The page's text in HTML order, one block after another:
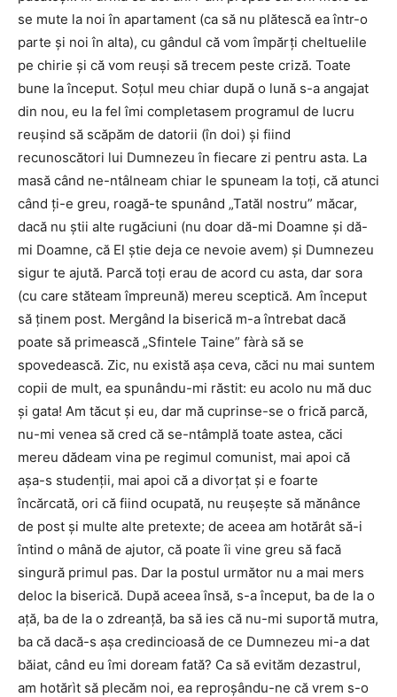
se mute la noi în apartament (ca să nu plătescă ea într-o
parte şi noi în alta), cu gândul că vom împărţi cheltuelile
pe chirie şi că vom reuşi să trecem peste criză. Toate
bune la început. Soţul meu chiar după o lună s-a angajat
din nou, eu la fel îmi completasem programul de lucru
reuşind să scăpăm de datorii (în doi) şi fiind
recunoscători lui Dumnezeu în fiecare zi pentru asta. La
masă când ne-ntâlneam chiar le spuneam la toţi, că atunci
când ţi-e greu, roagă-te spunând „Tatăl nostru” măcar,
dacă nu ştii alte rugăciuni (nu doar dă-mi Doamne şi dă-
mi Doamne, că El ştie deja ce nevoie avem) şi Dumnezeu
sigur te ajută. Parcă toţi erau de acord cu asta, dar sora
(cu care stăteam împreună) mereu sceptică. Am început
să ţinem post. Mergând la biserică m-a întrebat dacă
poate să primească „Sfintele Taine” fàrà să se
spovedească. Zic, nu există aşa ceva, căci nu mai suntem
copii de mult, ea spunându-mi răstit: eu acolo nu mă duc
şi gata! Am tăcut şi eu, dar mă cuprinse-se o frică parcă,
nu-mi venea să cred că se-ntâmplă toate astea, căci
mereu dădeam vina pe regimul comunist, mai apoi că
aşa-s studenţii, mai apoi că a divorţat şi e foarte
încărcată, ori că fiind ocupată, nu reuşeşte să mănânce
de post şi multe alte pretexte; de aceea am hotărât să-i
întind o mână de ajutor, că poate îi vine greu să facă
singură primul pas. Dar la postul următor nu a mai mers
deloc la biserică. După aceea însă, s-a început, ba de la o
aţă, ba de la o zdreanţă, ba să ies că nu-mi suportă mutra,
ba că dacă-s aşa credincioasă de ce Dumnezeu mi-a dat
băiat, când eu îmi doream fată? Ca să evităm dezastrul,
am hotărìt să plecăm noi, ea reproşându-ne că vrem s-o